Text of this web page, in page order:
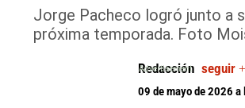
Jorge Pacheco logró junto a
próxima temporada. Foto
Redacción seguir +
09 de mayo de 2026